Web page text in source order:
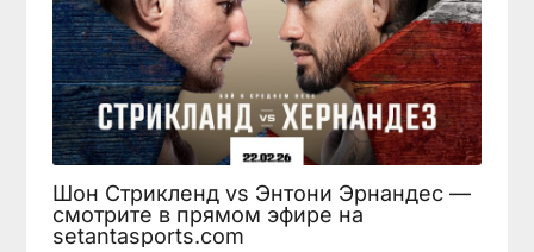
Шон Стрикленд vs Энтони Эрнандес —
смотрите в прямом эфире на
setantasports.com